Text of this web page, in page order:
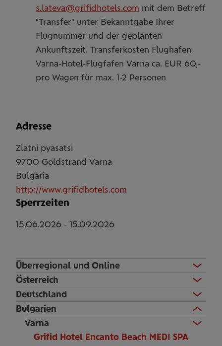
Überregional und Online
Österreich
Deutschland
Bulgarien
Varna
Grifid Hotel Encanto Beach MEDI SPA
s.lateva@grifidhotels.com mit dem Betreff
"Transfer" unter Bekanntgabe Ihrer
Flugnummer und der geplanten
Ankunftszeit. Transferkosten Flughafen
Varna-Hotel-Flugfafen Varna ca. EUR 60,-
pro Wagen für max. 1-2 Personen
Adresse
Zlatni pyasatsi
9700 Goldstrand Varna
Bulgaria
http://www.grifidhotels.com
Sperrzeiten
15.06.2026 - 15.09.2026